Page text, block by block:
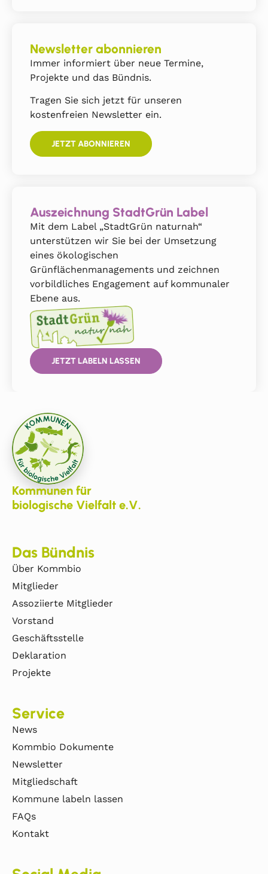
Newsletter abonnieren
Immer informiert über neue Termine,
Projekte und das Bündnis.
Tragen Sie sich jetzt für unseren
kostenfreien Newsletter ein.
JETZT ABONNIEREN
Auszeichnung StadtGrün Label
Mit dem Label „StadtGrün naturnah“
unterstützen wir Sie bei der Umsetzung
eines ökologischen
Grünflächenmanagements und zeichnen
vorbildliches Engagement auf kommunaler
Ebene aus.
JETZT LABELN LASSEN
Kommunen für
biologische Vielfalt e.V.
Das Bündnis
Über Kommbio
Mitglieder
Assoziierte Mitglieder
Vorstand
Geschäftsstelle
Deklaration
Projekte
Service
News
Kommbio Dokumente
Newsletter
Mitgliedschaft
Kommune labeln lassen
FAQs
Kontakt